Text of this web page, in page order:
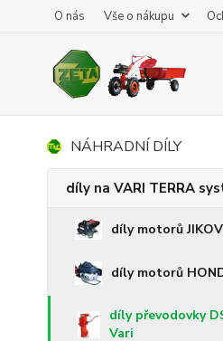
O nás Vše o nákupu
NÁHRADNÍ DÍLY
díly na VARI TERRA
díly motorů
díly motorů
díly převodovky
Vari